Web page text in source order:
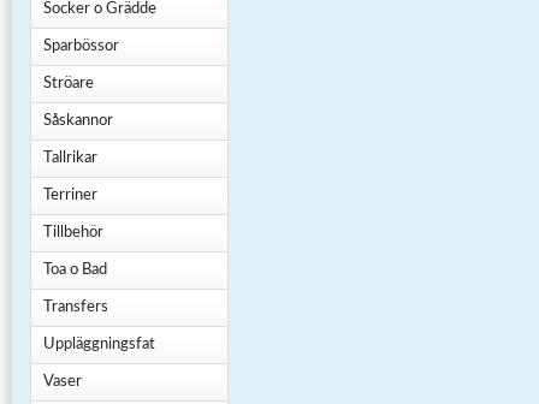
Socker o Grädde
Sparbössor
Ströare
Såskannor
Tallrikar
Terriner
Tillbehör
Toa o Bad
Transfers
Uppläggningsfat
Vaser